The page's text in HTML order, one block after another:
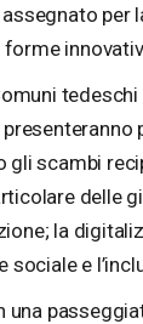
per
tedeschi
scambi
delle
la
e
una